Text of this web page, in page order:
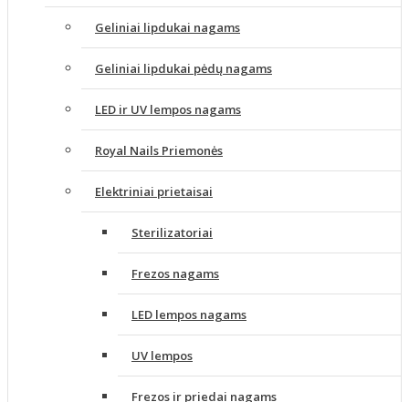
Geliniai lipdukai nagams
Geliniai lipdukai pėdų nagams
LED ir UV lempos nagams
Royal Nails Priemonės
Elektriniai prietaisai
Sterilizatoriai
Frezos nagams
LED lempos nagams
UV lempos
Frezos ir priedai nagams